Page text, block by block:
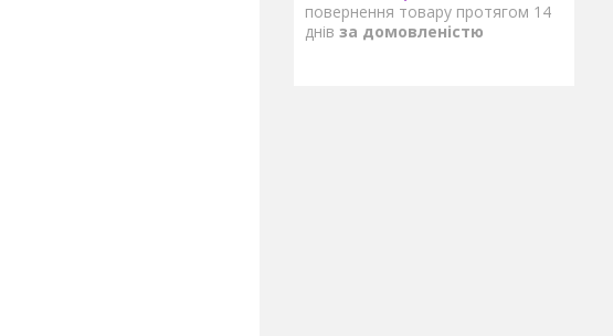
повернення товару протягом 14
днів за домовленістю